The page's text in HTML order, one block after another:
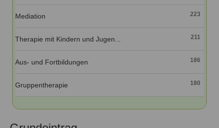
Mediation 223
Therapie mit Kindern und Jugen... 211
Aus- und Fortbildungen 186
Gruppentherapie 180